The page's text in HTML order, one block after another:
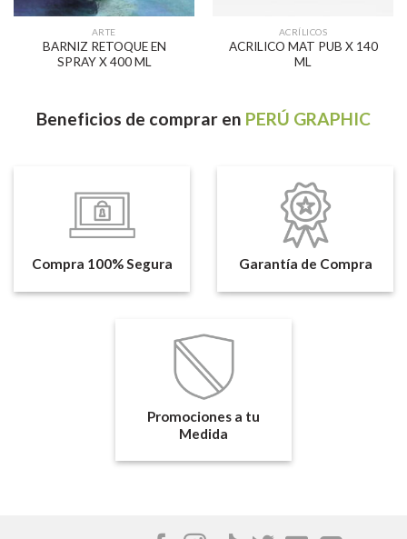
ARTE
BARNIZ RETOQUE EN
SPRAY X 400 ML
ACRÍLICOS
ACRILICO MAT PUB X 140
ML
Beneficios de comprar en PERÚ GRAPHIC
Compra 100% Segura Garantía de Compra
Promociones a tu
Medida